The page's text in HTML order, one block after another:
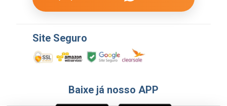
Site Seguro
Baixe já nosso APP